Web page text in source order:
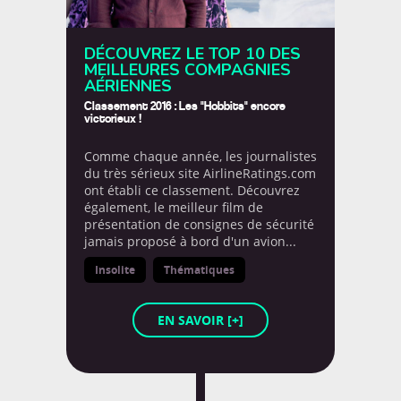
LA PAROLES DES ENFANTS
DÉCOUVREZ LE TOP 10 DES
MEILLEURES COMPAGNIES
AÉRIENNES
Classement 2016 : Les "Hobbits" encore
victorieux !
Comme chaque année, les journalistes
du très sérieux site AirlineRatings.com
ont établi ce classement. Découvrez
également, le meilleur film de
présentation de consignes de sécurité
jamais proposé à bord d'un avion...
Insolite Thématiques
EN SAVOIR [+]